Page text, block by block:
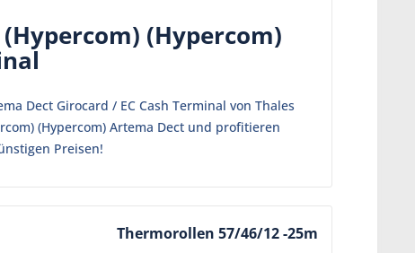
(Hypercom)
Dect Girocard / EC Cash Terminal von Thales
(Hypercom) Artema Dect und profitieren
Preisen!
Thermorollen 57/46/12 -25m